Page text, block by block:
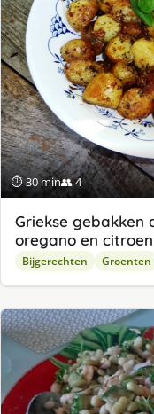
⏱ 30 min👥 4
Griekse gebakken
oregano en citroen
Bijgerechten Groenten